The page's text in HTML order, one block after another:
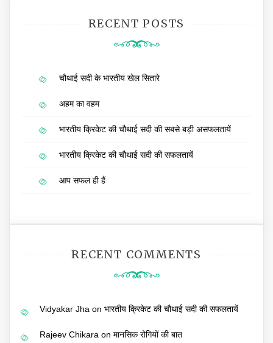
RECENT POSTS
चौथाई सदी के भारतीय खेल सितारे
अहम का वहम
भारतीय क्रिकेट की चौथाई सदी की सबसे बड़ी असफलतायें
भारतीय क्रिकेट की चौथाई सदी की सफलतायें
आप सफल ही हैं
RECENT COMMENTS
Vidyakar Jha on भारतीय क्रिकेट की चौथाई सदी की सफलतायें
Rajeev Chikara on मानसिक रोगियों की बात